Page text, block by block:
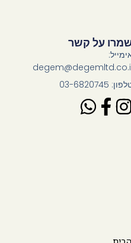
על קשר
03-6820745